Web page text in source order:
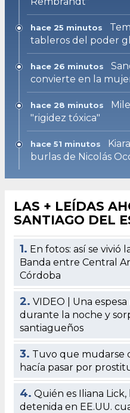
hace 25 minutos
tableros del poder
hace 26 minutos
convierte en la
hace 28 minutos
"rigidez tóxica"
hace 51 minutos
burlas de Nicolás
LAS + LEÍDAS
SANTIAGO DEL
1. En fotos: así se vivió
Banda entre Central
Córdoba
2. VIDEO | Una
durante la noche y
santiagueños
3. Tuvo que mudarse
hacía pasar por
4. Quién es Iliana
detenida en EE.UU.